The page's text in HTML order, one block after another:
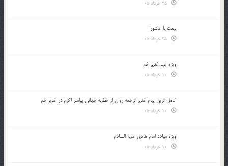
بیعت با عاشورا
ویژه عید غدیر خم
کامل ترین پیام غدیر ترجمه روان از خطابه جهانی پیامبر اکرم در غدیر خم
ویژه میلاد امام هادی علیه السلام